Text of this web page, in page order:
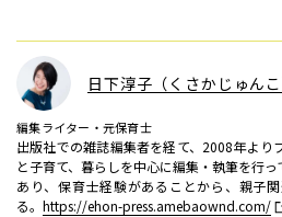
日下淳子（くさかじゅんこ
編集ライター・元保育士
出版社での雑誌編集者を経て、2008年より
と子育て、暮らしを中心に編集・執筆を行
あり、保育士経験があることから、親子
る。 https://ehon-press.amebaownd.com/